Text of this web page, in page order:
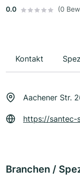
0.0
(0
Kontakt
Aachener Str.
https://santec-
Branchen /